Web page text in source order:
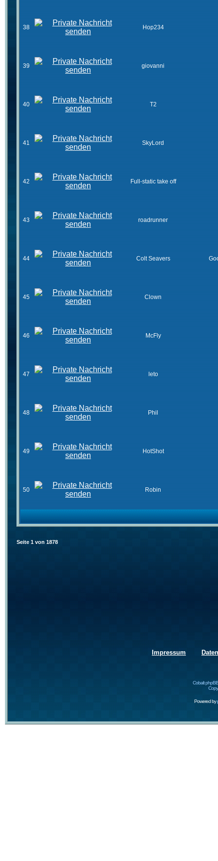
38 Hop234
39 giovanni
40 T2
41 SkyLord
42 Full-static take off
43 roadrunner
44 Colt Seavers
45 Clown
46 McFly
47 leto
48 Phil
49 HotShot
50 Robin
Seite 1 von 1878
Impressum
Cobalt
Powered by